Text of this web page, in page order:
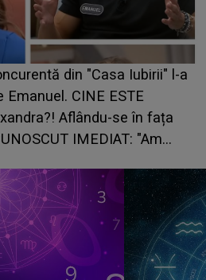
din "Casa Iubirii" l-a
Emanuel. CINE ESTE
Aflându-se în fața
IMEDIAT: "Am